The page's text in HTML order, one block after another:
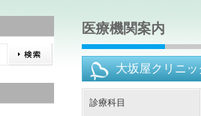
医療機関案内
大坂屋クリニッ
診療科目